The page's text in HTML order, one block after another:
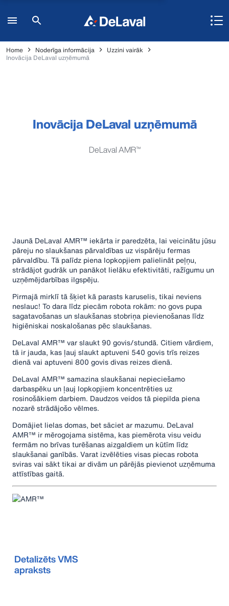
Home Noderīga informācija
Uzzini vairāk
Inovācija DeLaval uzņēmumā
Inovācija DeLaval uzņēmumā
DeLaval AMR™
Jaunā DeLaval AMR™ iekārta ir paredzēta, lai veicinātu jūsu
pāreju no slaukšanas pārvaldības uz vispārēju fermas
pārvaldību. Tā palīdz piena lopkopjiem palielināt peļņu,
strādājot gudrāk un panākot lielāku efektivitāti, ražīgumu un
uzņēmējdarbības ilgspēju.
Pirmajā mirklī tā šķiet kā parasts karuselis, tikai neviens
neslauc! To dara līdz piecām robota rokām: no govs pupa
sagatavošanas un slaukšanas stobriņa pievienošanas līdz
higiēniskai noskalošanas pēc slaukšanas.
DeLaval AMR™ var slaukt 90 govis/stundā. Citiem vārdiem,
tā ir jauda, kas ļauj slaukt aptuveni 540 govis trīs reizes
dienā vai aptuveni 800 govis divas reizes dienā.
DeLaval AMR™ samazina slaukšanai nepieciešamo
darbaspēku un ļauj lopkopjiem koncentrēties uz
rosinošākiem darbiem. Daudzos veidos tā piepilda piena
nozarē strādājošo vēlmes.
Domājiet lielas domas, bet sāciet ar mazumu. DeLaval
AMR™ ir mērogojama sistēma, kas piemērota visu veidu
fermām no brīvas turēšanas aizgaldiem un kūtīm līdz
slaukšanai ganībās. Varat izvēlēties visas piecas robota
sviras vai sākt tikai ar divām un pārējās pievienot uzņēmuma
attīstības gaitā.
Detalizēts VMS
apraksts